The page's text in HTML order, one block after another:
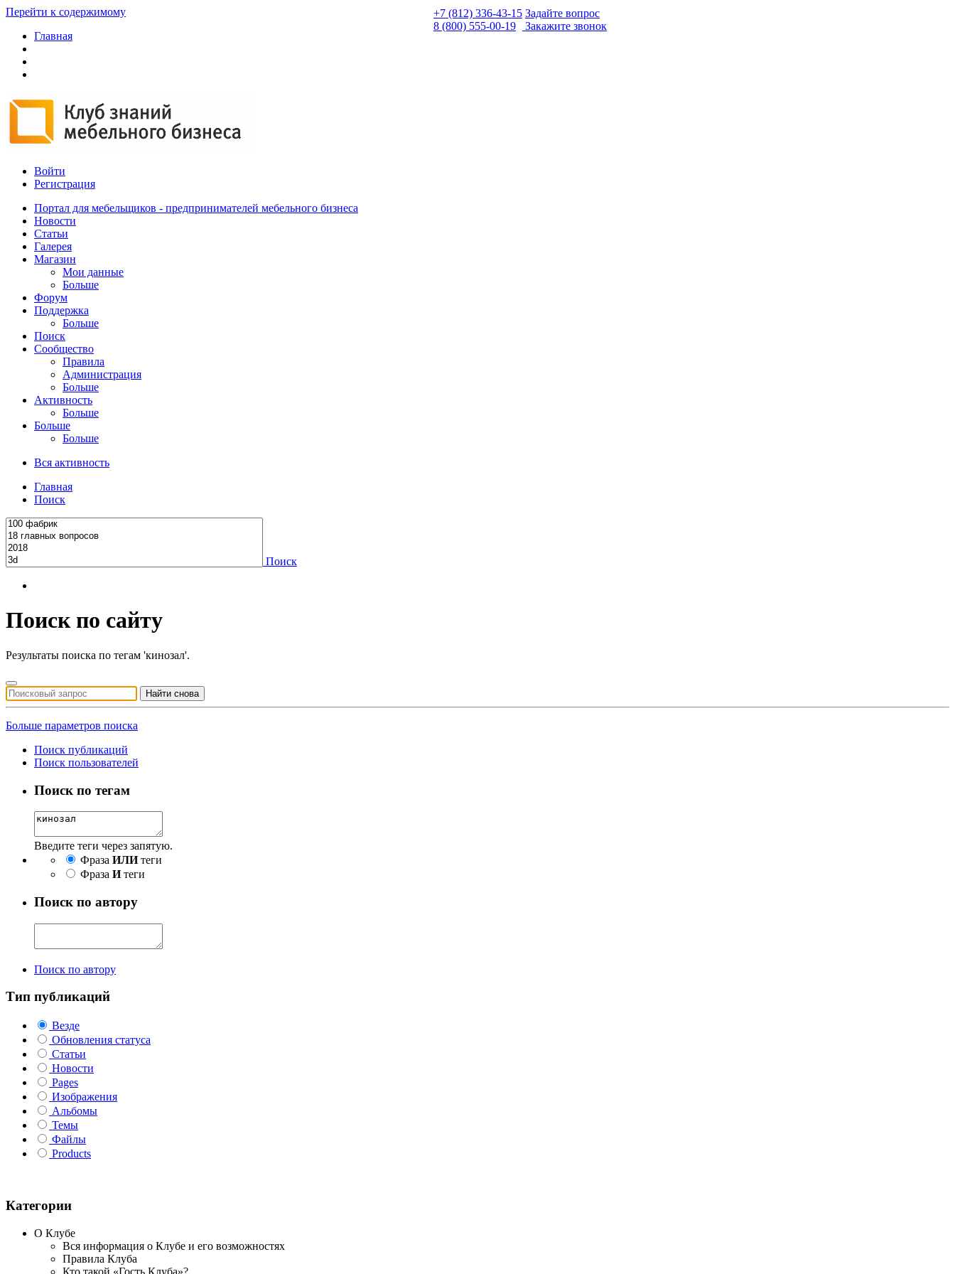
Перейти к содержимому
Главная
+7 (812) 336-43-15
8 (800) 555-00-19
Задайте вопрос
Закажите звонок
Войти
Регистрация
Портал для мебельщиков - предпринимателей мебельного бизнеса
Новости
Статьи
Галерея
Магазин
Мои данные
Больше
Форум
Поддержка
Больше
Поиск
Сообщество
Правила
Администрация
Больше
Активность
Больше
Больше
Больше
Вся активность
Главная
Поиск
Поиск
Поиск по сайту
Результаты поиска по тегам 'кинозал'.
Найти снова
Больше параметров поиска
Поиск публикаций
Поиск пользователей
Поиск по тегам
Введите теги через запятую.
Фраза ИЛИтеги
Фраза Итеги
Поиск по автору
Поиск по автору
Тип публикаций
Везде
Обновления статуса
Статьи
Новости
Pages
Изображения
Альбомы
Темы
Файлы
Products
Категории
О Клубе
Вся информация о Клубе и его возможностях
Правила Клуба
Кто такой «Гость Клуба»?